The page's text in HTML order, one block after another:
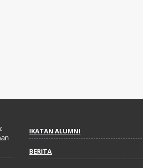
IKATAN ALUMNI
BERITA